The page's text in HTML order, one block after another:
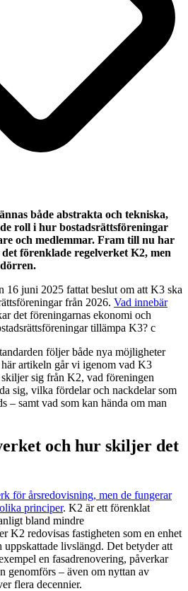
både abstrakta och tekniska,
roll i hur bostadsrättsföreningar
och medlemmar. Fram till nu har
förenklade regelverket K2, men
16 juni 2025 fattat beslut om att K3 ska
från 2026. Vad innebär
det föreningarnas ekonomi och
tillämpa K3? c
följer både nya möjligheter
artikeln går vi igenom vad K3
sig från K2, vad föreningen
sig, vilka fördelar och nackdelar som
– samt vad som kan hända om man
och hur skiljer det
för årsredovisning, men de fungerar
principer. K2 är ett förenklat
bland mindre
K2 redovisas fastigheten som en enhet
livslängd. Det betyder att
en fasadrenovering, påverkar
genomförs – även om nyttan av
flera decennier.